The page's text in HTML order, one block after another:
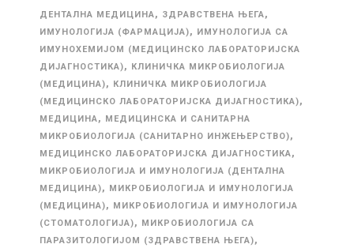
ДЕНТАЛНА МЕДИЦИНА, ЗДРАВСТВЕНА ЊЕГА,
ИМУНОЛОГИЈА (ФАРМАЦИЈА), ИМУНОЛОГИЈА СА
ИМУНОХЕМИЈОМ (МЕДИЦИНСКО ЛАБОРАТОРИЈСКА
ДИЈАГНОСТИКА), КЛИНИЧКА МИКРОБИОЛОГИЈА
(МЕДИЦИНА), КЛИНИЧКА МИКРОБИОЛОГИЈА
(МЕДИЦИНСКО ЛАБОРАТОРИЈСКА ДИЈАГНОСТИКА),
МЕДИЦИНА, МЕДИЦИНСКА И САНИТАРНА
МИКРОБИОЛОГИЈА (САНИТАРНО ИНЖЕЊЕРСТВО),
МЕДИЦИНСКО ЛАБОРАТОРИЈСКА ДИЈАГНОСТИКА,
МИКРОБИОЛОГИЈА И ИМУНОЛОГИЈА (ДЕНТАЛНА
МЕДИЦИНА), МИКРОБИОЛОГИЈА И ИМУНОЛОГИЈА
(МЕДИЦИНА), МИКРОБИОЛОГИЈА И ИМУНОЛОГИЈА
(СТОМАТОЛОГИЈА), МИКРОБИОЛОГИЈА СА
ПАРАЗИТОЛОГИЈОМ (ЗДРАВСТВЕНА ЊЕГА),